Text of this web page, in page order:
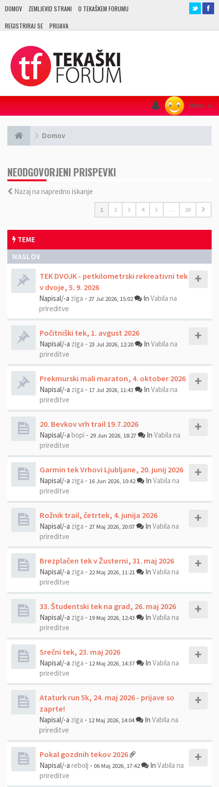
DOMOV ZEMLJEVID STRANI O TEKAŠKEM FORUMU
REGISTRIRAJ SE PRIJAVA
Menu ≡
Domov
NEODGOVORJENI PRISPEVKI
Nazaj na napredno iskanje
1 2 3 4 5 … 20
TEME
NASLOV
TEK DVOJK - petkilometrski rekreativni tek
v dvoje, 5. 9. 2026
Napisal/-a ziga - 27 Jul 2026, 15:02 In Vabila na
prireditve
Počitniški tek, 1. avgust 2026
Napisal/-a ziga - 23 Jul 2026, 12:20 In Vabila na
prireditve
Prekmurski mali maraton, 4. oktober 2026
Napisal/-a ziga - 17 Jul 2026, 11:43 In Vabila na
prireditve
20. Bevkov vrh trail 19.7.2026
Napisal/-a bopi - 29 Jun 2026, 18:27 In Vabila na
prireditve
Garmin tek Vrhovi Ljubljane, 20. junij 2026
Napisal/-a ziga - 16 Jun 2026, 10:42 In Vabila na
prireditve
Rožnik trail, četrtek, 4. junija 2026
Napisal/-a ziga - 27 Maj 2026, 20:07 In Vabila na
prireditve
Brezplačen tek v Žusterni, 31. maj 2026
Napisal/-a ziga - 22 Maj 2026, 11:21 In Vabila na
prireditve
33. Študentski tek na grad, 26. maj 2026
Napisal/-a ziga - 19 Maj 2026, 12:43 In Vabila na
prireditve
Srečni tek, 23. maj 2026
Napisal/-a ziga - 12 Maj 2026, 14:37 In Vabila na
prireditve
Ataturk run 5k, 24. maj 2026 - prijave so
zaprte!
Napisal/-a ziga - 12 Maj 2026, 14:04 In Vabila na
prireditve
Pokal gozdnih tekov 2026
Napisal/-a rebolj - 06 Maj 2026, 17:42 In Vabila na
prireditve